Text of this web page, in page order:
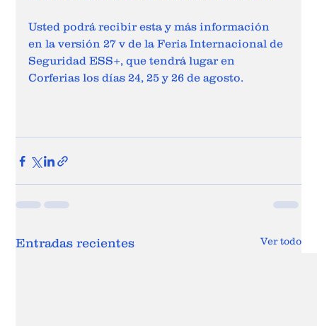
Usted podrá recibir esta y más información
en la versión 27 v de la Feria Internacional de
Seguridad ESS+, que tendrá lugar en
Corferias los días 24, 25 y 26 de agosto.
Entradas recientes Ver todo